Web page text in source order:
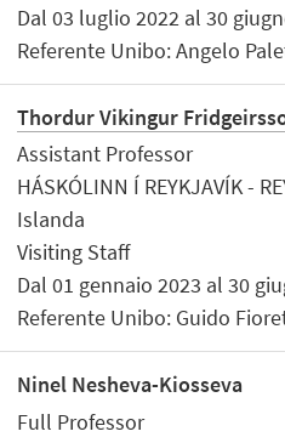
Dal 03 luglio 2022 al 30
Referente Unibo: Angelo
Thordur Vikingur
Assistant Professor
HÁSKÓLINN Í REYKJAVÍK -
Islanda
Visiting Staff
Dal 01 gennaio 2023 al 30
Referente Unibo: Guido
Ninel Nesheva-Kiosseva
Full Professor